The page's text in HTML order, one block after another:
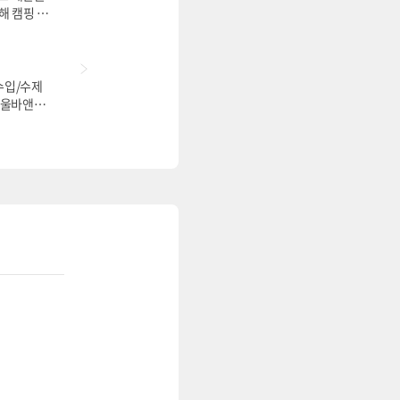
캠핑 문
국제
입/수제
바앤스